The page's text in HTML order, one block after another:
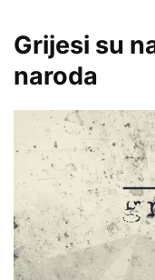
Grijesi su
naroda